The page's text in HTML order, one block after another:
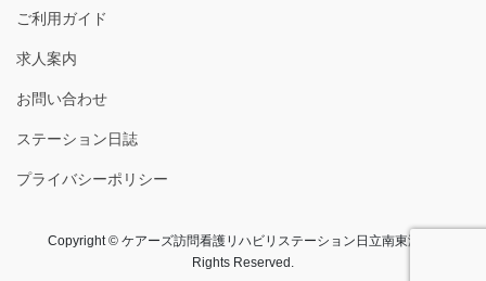
ご利用ガイド
求人案内
お問い合わせ
ステーション日誌
プライバシーポリシー
Copyright © ケアーズ訪問看護リハビリステーション日立南東海 All
Rights Reserved.